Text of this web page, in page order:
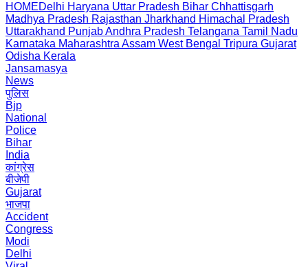
HOMEDelhi Haryana Uttar Pradesh Bihar Chhattisgarh
Madhya Pradesh Rajasthan Jharkhand Himachal Pradesh
Uttarakhand PunjabAndhra Pradesh Telangana Tamil Nadu
Karnataka Maharashtra Assam West Bengal Tripura Gujarat
Odisha Kerala
Jansamasya
News
पुलिस
Bjp
National
Police
Bihar
India
कांग्रेस
बीजेपी
Gujarat
भाजपा
Accident
Congress
Modi
Delhi